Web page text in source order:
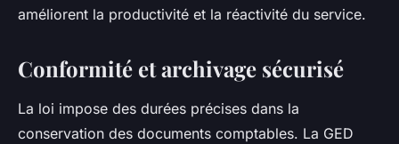
améliorent la productivité et la réactivité du service.
Conformité et archivage sécurisé
La loi impose des durées précises dans la
conservation des documents comptables. La GED